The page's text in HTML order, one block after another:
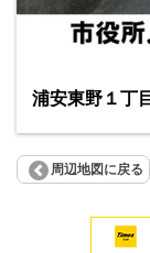
浦安東野１丁目
周辺地図に戻る